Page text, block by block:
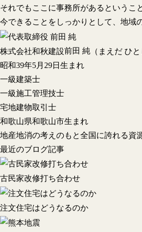
それでもここに事務所があるというこ
今できることをしっかりとして、地域
株式会社和秋建設前田 純 （まえだ ひと
昭和39年5月29日生まれ
一級建築士
一級施工管理技士
宅地建物取引士
和歌山県和歌山市生まれ
地産地消の考えのもと全国に誇れる資
最近のブログ記事
古民家改修打ち合わせ
注文住宅はどうなるのか